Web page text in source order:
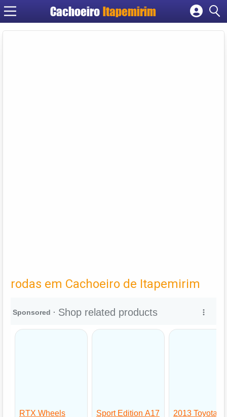
Cachoeiro Itapemirim
Cadastrar empresa
rodas em Cachoeiro de Itapemirim